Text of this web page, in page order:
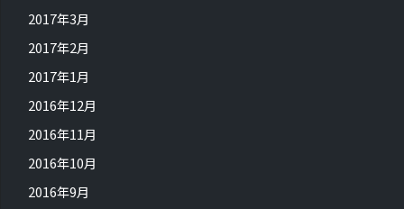
2017年3月
2017年2月
2017年1月
2016年12月
2016年11月
2016年10月
2016年9月